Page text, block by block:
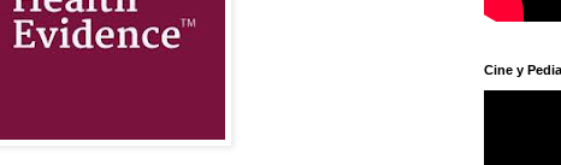
Cine y